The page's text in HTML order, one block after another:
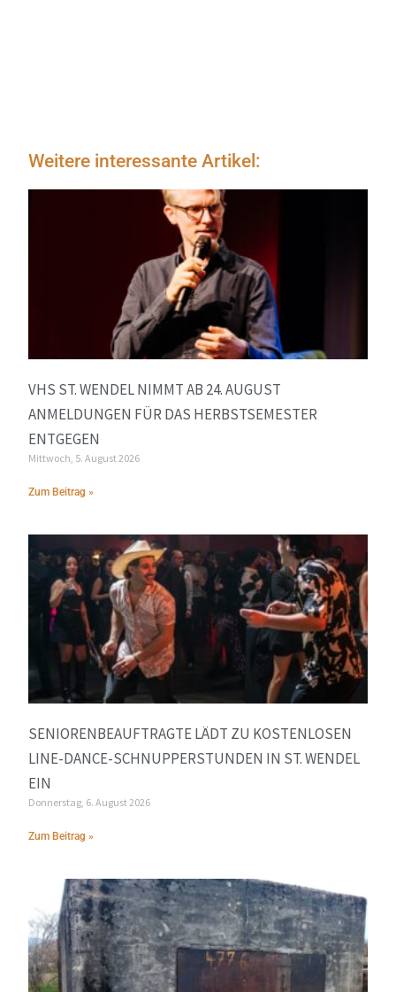
Weitere interessante Artikel:
VHS ST. WENDEL NIMMT AB 24. AUGUST
ANMELDUNGEN FÜR DAS HERBSTSEMESTER
ENTGEGEN
Mittwoch, 5. August 2026
Zum Beitrag »
SENIORENBEAUFTRAGTE LÄDT ZU KOSTENLOSEN
LINE-DANCE-SCHNUPPERSTUNDEN IN ST. WENDEL
EIN
Donnerstag, 6. August 2026
Zum Beitrag »